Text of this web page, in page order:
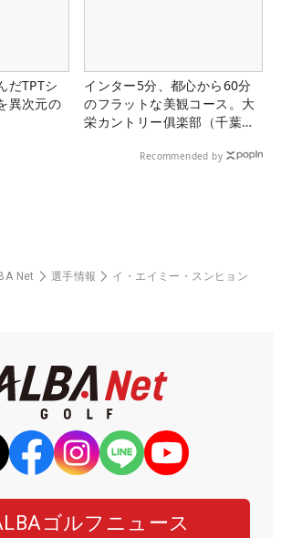
だTPTシ
異次元の
インター5分、都心から60分
のフラットな美観コース。大
栄カントリー俱楽部（千葉
Recommended by
Net 選手情報 イ・エイミー・スンヒョン
ゴルフニュース